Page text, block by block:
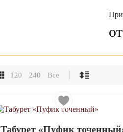
При
от
120 240 Все
Табурет «Пуфик